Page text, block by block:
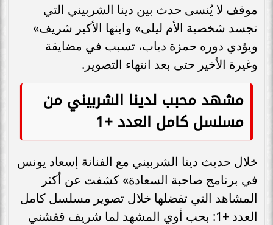
موقف لا يُنسى حدث بين دينا الشربيني التي
تجسد شخصية الأم ليلى» وابنها الأكبر شريف»
ويؤدي دوره حمزة دياب، تسبب في مضايقة
وغيرة الأخير حتى بعد انتهاء التصوير.
مشهد محبب لدينا الشربيني من
مسلسل كامل العدد +1
خلال حديث دينا الشربيني مع الفنانة إسعاد يونس
في برنامج صاحبة السعادة» كشفت عن أكثر
المشاهد التي تفضلها خلال تصوير مسلسل كامل
العدد +1: بحب أوي المشهد لما شريف قفشني